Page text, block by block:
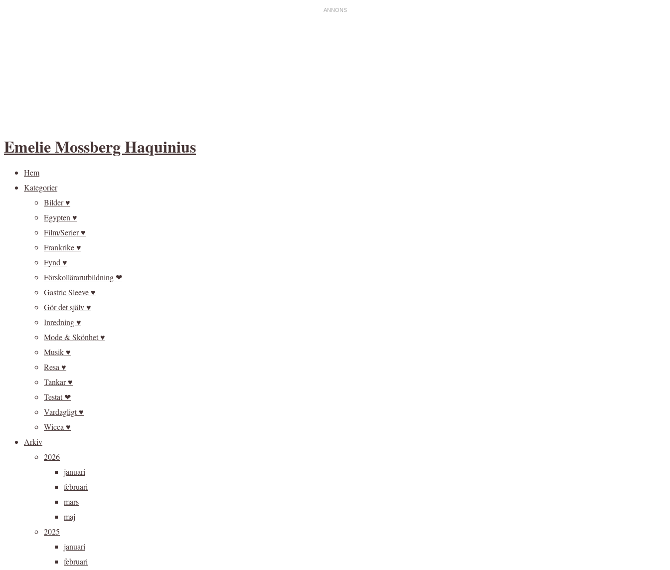
Emelie Mossberg Haquinius
Hem
Kategorier
Bilder ♥
Egypten ♥
Film/Serier ♥
Frankrike ♥
Fynd ♥
Förskollärarutbildning ❤
Gastric Sleeve ♥
Gör det själv ♥
Inredning ♥
Mode & Skönhet ♥
Musik ♥
Resa ♥
Tankar ♥
Testat ❤
Vardagligt ♥
Wicca ♥
Arkiv
2026
januari
februari
mars
maj
2025
januari
februari